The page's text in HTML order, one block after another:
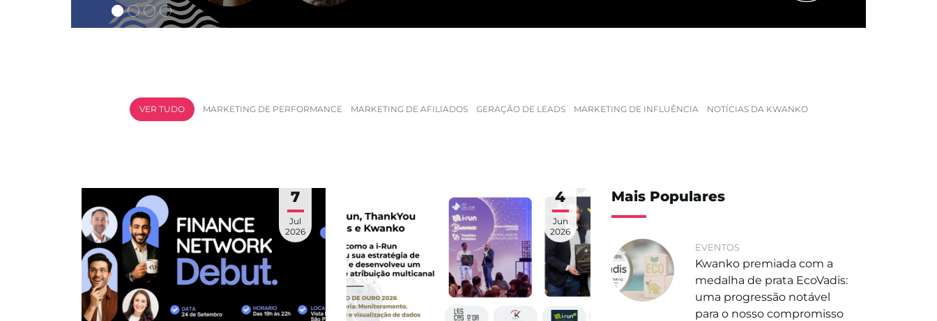
VER TUDO MARKETING DE PERFORMANCE MARKETING DE AFILIADOS GERAÇÃO DE LEADS MARKETING DE INFLUÊNCIA NOTÍCIAS DA KWANKO
7
Jul
2026
4
Jun
2026
Mais Populares
EVENTOS
Kwanko premiada com a
medalha de prata EcoVadis:
uma progressão notável
para o nosso compromisso